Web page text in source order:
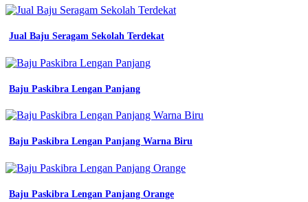
kerja
kantor
organisasi
bengkel
premium
ready
shopee
baju
kerja
dalchaebi
baju
Jual Baju Seragam Sekolah Terdekat
Baju Paskibra Lengan Panjang
Baju Paskibra Lengan Panjang Warna Biru
Baju Paskibra Lengan Panjang Orange